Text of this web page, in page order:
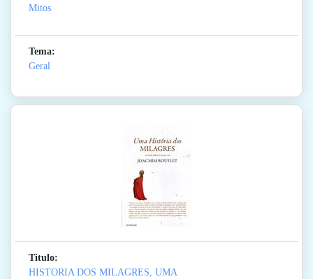
Mitos
Tema:
Geral
Titulo:
HISTORIA DOS MILAGRES, UMA